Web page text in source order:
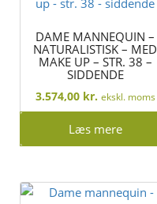
DAME MANNEQUIN –
NATURALISTISK – MED
MAKE UP – STR. 38 –
SIDDENDE
3.574,00 kr. ekskl. moms
Læs mere